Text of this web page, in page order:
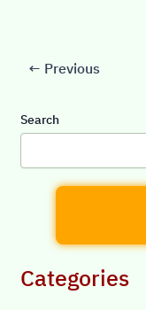
← Previous
Search
Categories